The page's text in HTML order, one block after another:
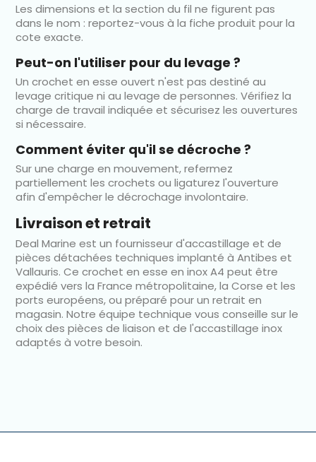
Les dimensions et la section du fil ne figurent pas
dans le nom : reportez-vous à la fiche produit pour la
cote exacte.
Peut-on l'utiliser pour du levage ?
Un crochet en esse ouvert n'est pas destiné au
levage critique ni au levage de personnes. Vérifiez la
charge de travail indiquée et sécurisez les ouvertures
si nécessaire.
Comment éviter qu'il se décroche ?
Sur une charge en mouvement, refermez
partiellement les crochets ou ligaturez l'ouverture
afin d'empêcher le décrochage involontaire.
Livraison et retrait
Deal Marine est un fournisseur d'accastillage et de
pièces détachées techniques implanté à Antibes et
Vallauris. Ce crochet en esse en inox A4 peut être
expédié vers la France métropolitaine, la Corse et les
ports européens, ou préparé pour un retrait en
magasin. Notre équipe technique vous conseille sur le
choix des pièces de liaison et de l'accastillage inox
adaptés à votre besoin.